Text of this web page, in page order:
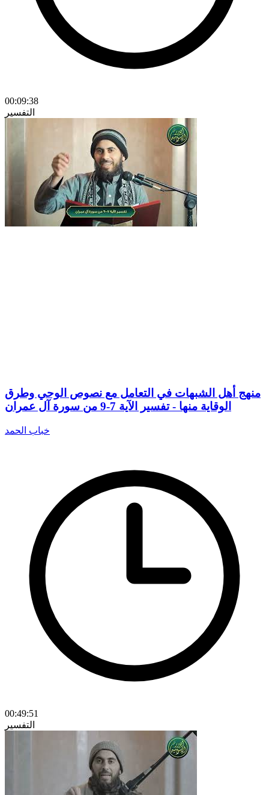
00:09:38
التفسير
منهج أهل الشبهات في التعامل مع نصوص الوحي وطرق
الوقاية منها - تفسير الآية 7-9 من سورة آل عمران
خباب الحمد
00:49:51
التفسير